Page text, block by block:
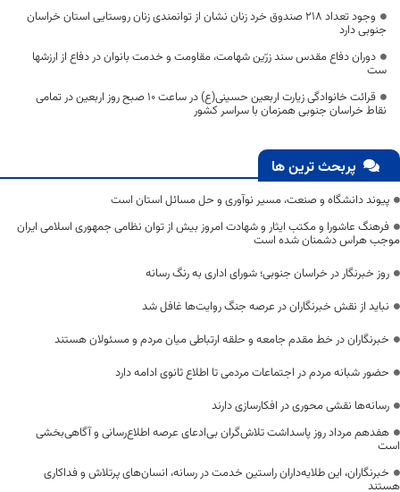
وجود تعداد ۲۱۸ صندوق خرد زنان نشان از توانمندی زنان روستایی استان خراسان
جنوبی دارد
دوران دفاع مقدس سند زرّین شهامت، مقاومت و خدمت بانوان در دفاع از ارزشها
ست‌
قرائت خانوادگی زیارت اربعین حسینی(ع) در ساعت 10 صبح روز اربعین در تمامی
نقاط خراسان جنوبی همزمان با سراسر کشور
پربحث ترین ها
پیوند دانشگاه و صنعت، مسیر نوآوری و حل مسائل استان است
فرهنگ عاشورا و مکتب ایثار و شهادت امروز بیش از توان نظامی جمهوری اسلامی ایران
موجب هراس دشمنان شده است
روز خبرنگار در خراسان جنوبی؛ شورای اداری به رنگ رسانه
نباید از نقش خبرنگاران در عرصه جنگ روایت‌ها غافل شد
خبرنگاران در خط مقدم جامعه و حلقه ارتباطی میان مردم و مسئولان هستند
حضور شبانه مردم در اجتماعات مردمی تا اطلاع ثانوی ادامه دارد
رسانه‌ها نقشی محوری در افکارسازی دارند
هفدهم مرداد روز پاسداشت تلاش‌گران بی‌ادعای عرصه اطلاع‌رسانی و آگاهی‌بخشی
است
خبرنگاران، این طلایه‌داران راستین خدمت در رسانه، انسان‌های پرتلاش و فداکاری
هستند